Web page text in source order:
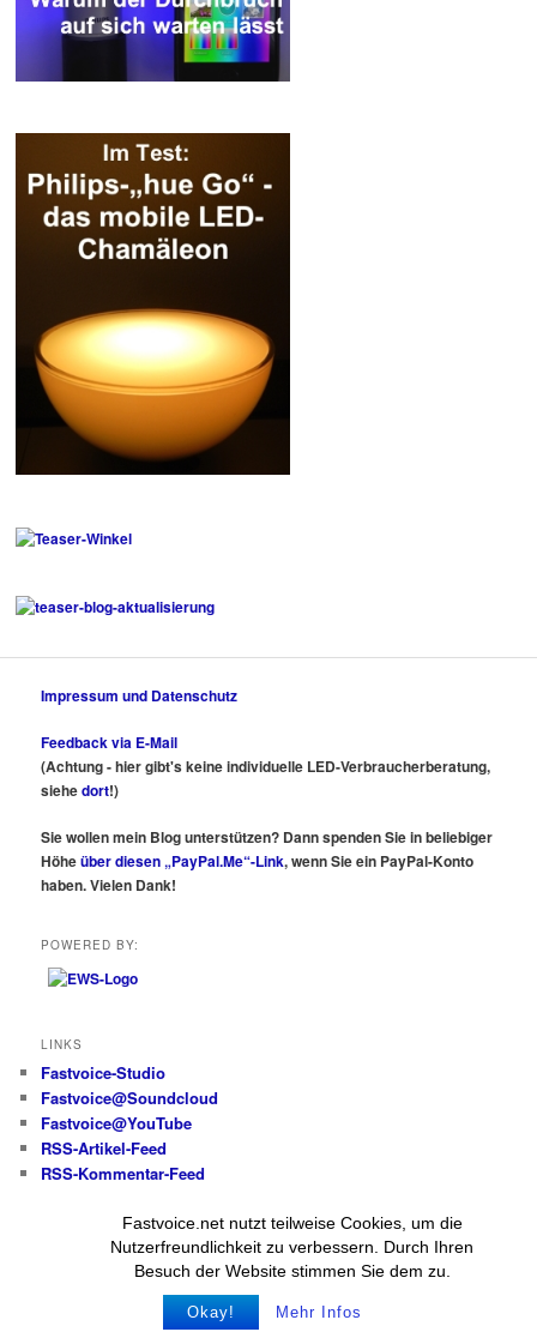
Fastvoice.net nutzt teilweise Cookies, um die
Nutzerfreundlichkeit zu verbessern. Durch Ihren
Besuch der Website stimmen Sie dem zu.
Okay! Mehr Infos
Impressum und Datenschutz
Feedback via E-Mail
(Achtung - hier gibt's keine individuelle LED-Verbraucherberatung,
siehedort!)
Sie wollen mein Blog unterstützen? Dann spenden Sie in beliebiger
Höheüber diesen „PayPal.Me“-Link, wenn Sie ein PayPal-Konto
haben. Vielen Dank!
POWERED BY:
LINKS
Fastvoice-Studio
Fastvoice@Soundcloud
Fastvoice@YouTube
RSS-Artikel-Feed
RSS-Kommentar-Feed
Alle Beiträge und Fotos
(wenn nicht anders angegeben):
© Wolfgang Messer